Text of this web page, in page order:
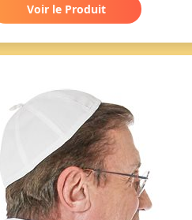
Voir le Produit